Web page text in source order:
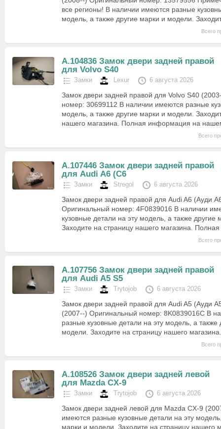
все регионы! В наличии имеются разные
модель, а также другие марки и модели.
Всего
А.104836 Замок двери задней правой
для Volvo S40
Замки Lexur 6 августа 2026
Замок двери задней правой для Volvo S40
номер: 30699112 В наличии имеются разные
модель, а также другие марки и модели.
нашего магазина. Полная информация на
Всего
А.107446 Замок двери задней правой
для Audi A6 (C6
Замки Stregol 6 августа 2026
Замок двери задней правой для Audi A6 (Ауди
Оригинальный номер: 4F0839016 В наличии
кузовные детали на эту модель, а также другие
Заходите на страницу нашего магазина.
Всего
А.107756 Замок двери задней правой
для Audi A5 S5
Замки Trytojob 6 августа 2026
Замок двери задней правой для Audi A5 (Ауди
(2007--) Оригинальный номер: 8K0839016C В
разные кузовные детали на эту модель, а также
модели. Заходите на страницу нашего
Всего
А.108526 Замок двери задней левой
для Mazda CX-9
Замки Trytojob 6 августа 2026
Замок двери задней левой для Mazda CX-9
имеются разные кузовные детали на эту
марки и модели. Заходите на страницу нашего